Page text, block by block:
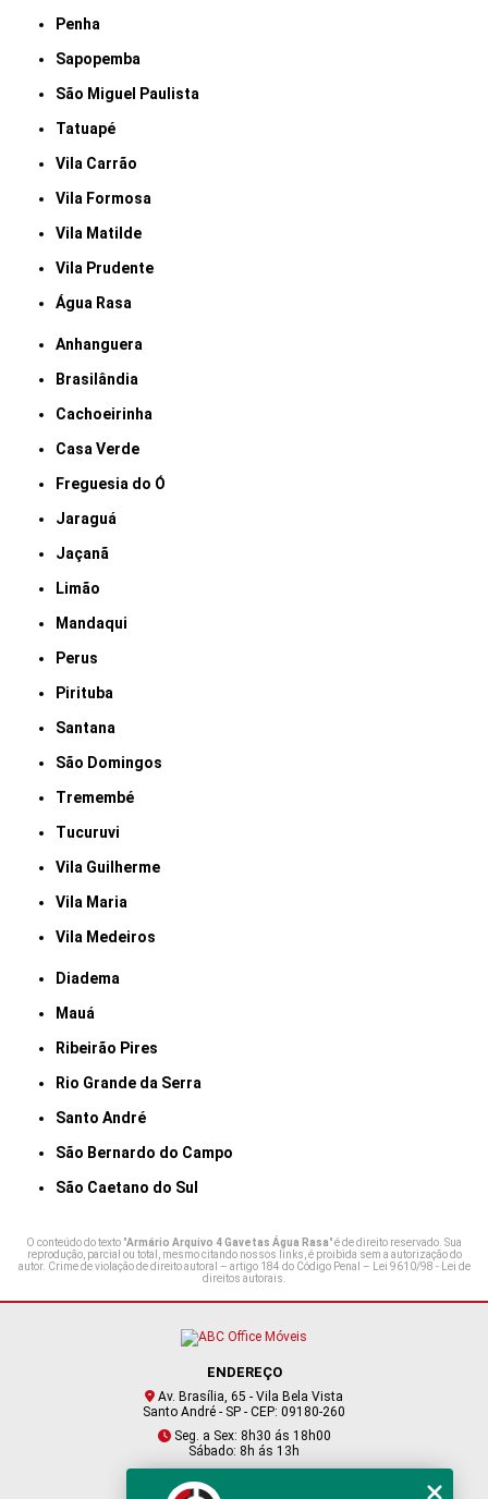
Penha
Sapopemba
São Miguel Paulista
Tatuapé
Vila Carrão
Vila Formosa
Vila Matilde
Vila Prudente
Água Rasa
Anhanguera
Brasilândia
Cachoeirinha
Casa Verde
Freguesia do Ó
Jaraguá
Jaçanã
Limão
Mandaqui
Perus
Pirituba
Santana
São Domingos
Tremembé
Tucuruvi
Vila Guilherme
Vila Maria
Vila Medeiros
Diadema
Mauá
Ribeirão Pires
Rio Grande da Serra
Santo André
São Bernardo do Campo
São Caetano do Sul
O conteúdo do texto "Armário Arquivo 4 Gavetas Água Rasa" é de direito reservado. Sua
reprodução, parcial ou total, mesmo citando nossos links, é proibida sem a autorização do
autor. Crime de violação de direito autoral – artigo 184 do Código Penal – Lei 9610/98 - Lei de
direitos autorais.
ENDEREÇO
Av. Brasília, 65 - Vila Bela Vista
Santo André - SP - CEP: 09180-260
Seg. a Sex: 8h30 ás 18h00
Sábado: 8h ás 13h
CONTATO